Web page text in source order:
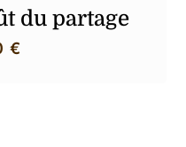
du partage
€